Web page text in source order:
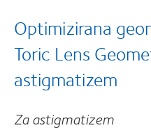
Optimizirana
Toric Lens
astigmatizem
Za astigmatizem